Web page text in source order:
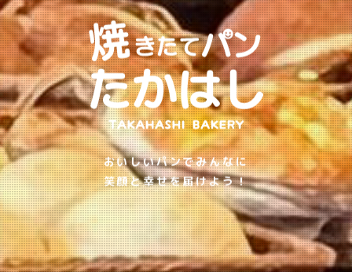
おいしいパンでみんなに
笑顔と幸せを届けよう！